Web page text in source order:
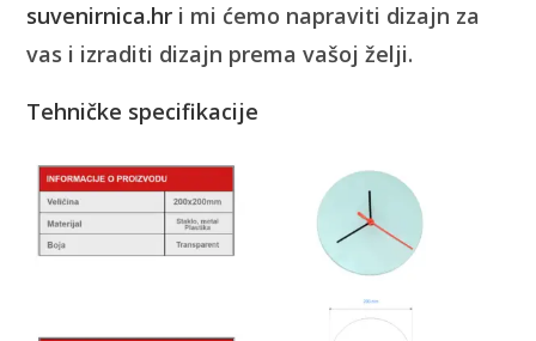
suvenirnica.hr i mi ćemo napraviti dizajn za
vas i izraditi dizajn prema vašoj želji.
Tehničke specifikacije